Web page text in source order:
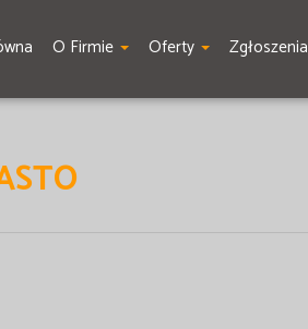
O Firmie Oferty Zgłoszenia